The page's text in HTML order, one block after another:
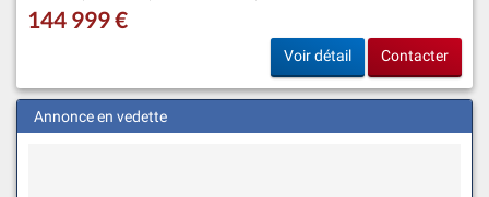
144 999 €
Voir détail Contacter
Annonce en vedette